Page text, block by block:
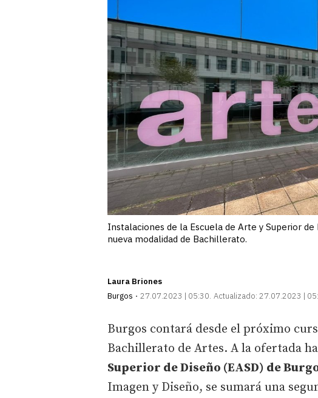
Instalaciones de la Escuela de Arte y Superior
nueva modalidad de Bachillerato.
Laura Briones
Burgos
27.07.2023 | 05:30 Actualizado: 27.07.2023 |
Burgos contará desde el próximo
Bachillerato de Artes. A la ofertada
Superior de Diseño (EASD) de
Imagen y Diseño, se sumará una